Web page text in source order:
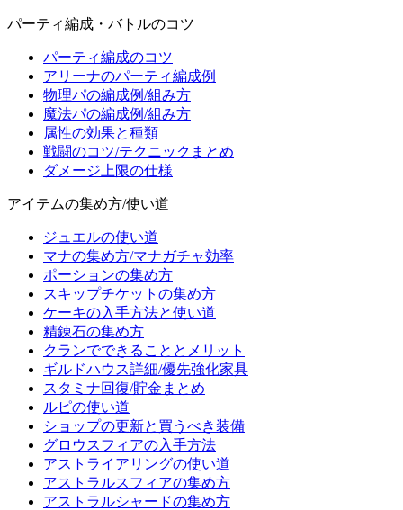
パーティ編成・バトルのコツ
パーティ編成のコツ
アリーナのパーティ編成例
物理パの編成例/組み方
魔法パの編成例/組み方
属性の効果と種類
戦闘のコツ/テクニックまとめ
ダメージ上限の仕様
アイテムの集め方/使い道
ジュエルの使い道
マナの集め方/マナガチャ効率
ポーションの集め方
スキップチケットの集め方
ケーキの入手方法と使い道
精錬石の集め方
クランでできることとメリット
ギルドハウス詳細/優先強化家具
スタミナ回復/貯金まとめ
ルピの使い道
ショップの更新と買うべき装備
グロウスフィアの入手方法
アストライアリングの使い道
アストラルスフィアの集め方
アストラルシャードの集め方